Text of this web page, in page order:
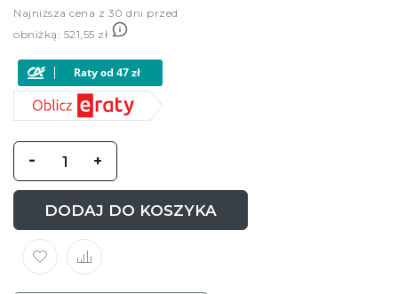
Najniższa cena z 30 dni przed
obniżką: 521,55 zł
- +
DODAJ DO KOSZYKA